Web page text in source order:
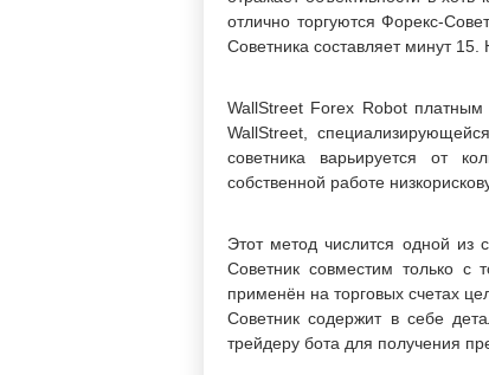
отлично торгуются Форекс-
Советника составляет минут
WallStreet Forex Robot платным
WallStreet,
советника варьируется от
собственной работе
Этот метод числится одной из
Советник совместим только
применён на торговых счетах
Советник содержит в себе
трейдеру бота для получения